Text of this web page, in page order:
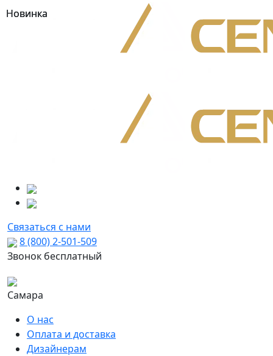
Связаться с нами
8 (800) 2-501-509
Звонок бесплатный
Самара
О нас
Оплата и доставка
Дизайнерам
Новинка
Новинка